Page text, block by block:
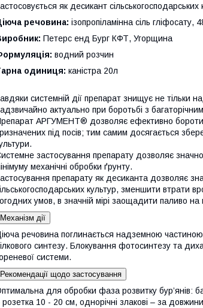
як десикант сільськогосподарських
речовина: ізопропіламінна сіль гліфосату,
Петерс енд Бург КФТ, Угорщина
водний розчин
одиниця: каністра 20л
системній дії препарат знищує не тільки
актуально при боротьбі з
АРГУМЕНТ® дозволяє ефективно
під посів; тим самим досягається
застосування препарату дозволяє
механічні обробки ґрунту.
препарату як десиканта дозволяє
культур, зменшити втрати
умов, в значній мірі заощадити паливо
Механізм дії
речовина поглинається надземною
синтезу. Блокування фотосинтезу та
системи.
Рекомендації щодо застосування
для обробки фаза розвитку бур’янів:
розетка 10 - 20 см, однорічні злакові – за